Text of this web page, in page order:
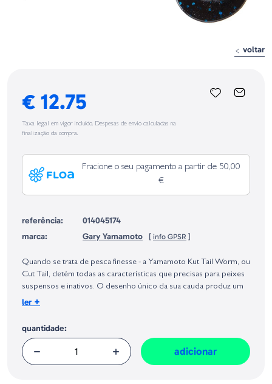
voltar
€ 12.75
Taxa legal em vigor incluído. Despesas de envio calculadas na
finalização da compra.
Fracione o seu pagamento a partir de 50,00
€
referência:
014045174
marca:
Gary Yamamoto [ info GPSR ]
Europeia, dos produtos da marca, conforme requerido no Regulamento
Geral sobre a Segurança dos Produtos (GPSR):
Quando se trata de pesca finesse - a Yamamoto Kut Tail Worm, ou
Cut Tail, detém todas as características que precisas para peixes
suspensos e inativos. O desenho único da sua cauda produz um
efeito subtil e perfeito para técnicas finesse como o Drop-Shot.
ler +
quantidade:
adicionar